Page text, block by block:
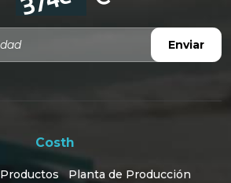
Enviar
Costh
Productos
Planta de Producción